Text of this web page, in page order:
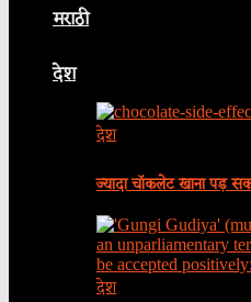
मराठी
देश
देश
ज्यादा चॉकलेट खाना पड़
देश